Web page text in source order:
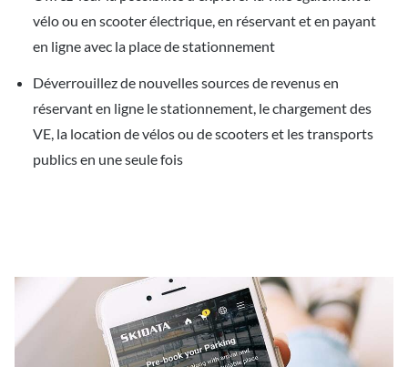
vélo ou en scooter électrique, en réservant et en payant
en ligne avec la place de stationnement
Déverrouillez de nouvelles sources de revenus en
réservant en ligne le stationnement, le chargement des
VE, la location de vélos ou de scooters et les transports
publics en une seule fois